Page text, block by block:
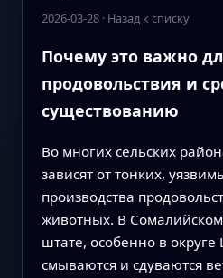
2026-03-28· Назад к списку
Почему это важно
продовольствия и
существованию
Во многих сельских
зависят от тонких,
производства
животных. В
штате, особенно в
смываются и сдуваются